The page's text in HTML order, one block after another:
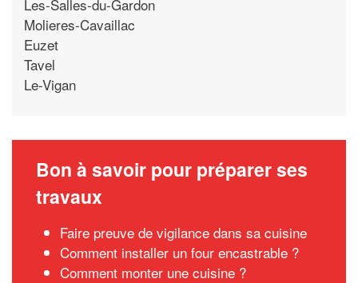
Les-Salles-du-Gardon
Molieres-Cavaillac
Euzet
Tavel
Le-Vigan
Bon à savoir pour préparer ses
travaux
Faire preuve de vigilance dans sa cuisine
Comment installer un four encastrable ?
Comment monter une cuisine ?